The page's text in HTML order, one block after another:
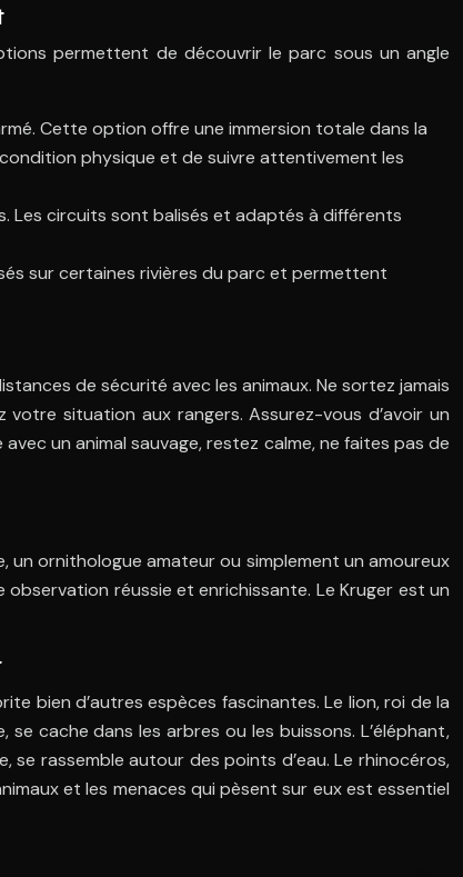
permettent de découvrir le parc sous un angle
Cette option offre une immersion totale dans la
physique et de suivre attentivement les
Les circuits sont balisés et adaptés à différents
sur certaines rivières du parc et permettent
de sécurité avec les animaux. Ne sortez jamais
situation aux rangers. Assurez-vous d’avoir un
un animal sauvage, restez calme, ne faites pas de
un ornithologue amateur ou simplement un amoureux
observation réussie et enrichissante. Le Kruger est un
bien d’autres espèces fascinantes. Le lion, roi de la
cache dans les arbres ou les buissons. L’éléphant,
rassemble autour des points d’eau. Le rhinocéros,
et les menaces qui pèsent sur eux est essentiel